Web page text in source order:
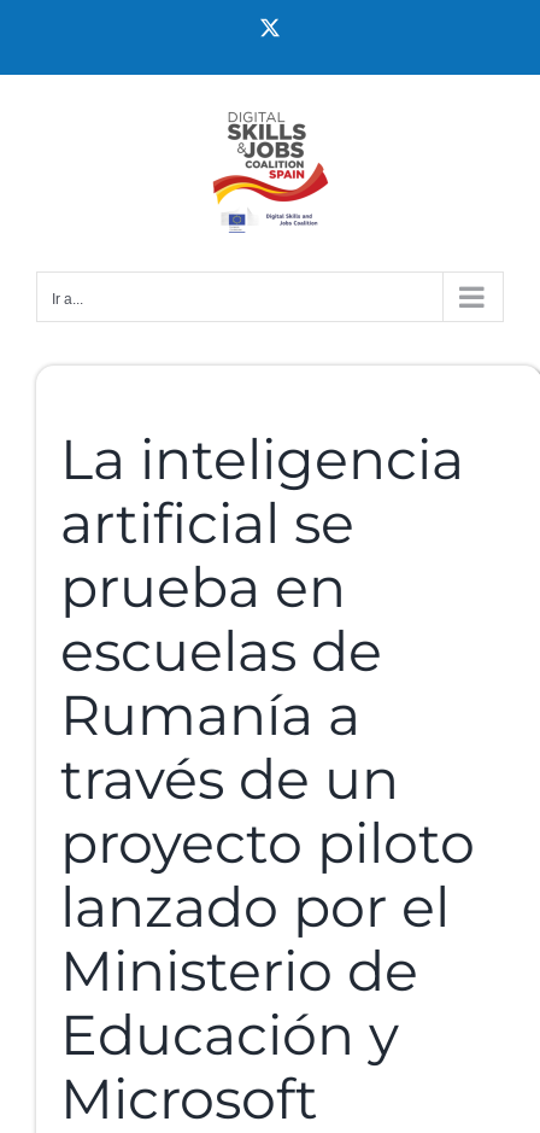
Ir a...
La inteligencia
artificial se
prueba en
escuelas de
Rumanía a
través de un
proyecto piloto
lanzado por el
Ministerio de
Educación y
Microsoft